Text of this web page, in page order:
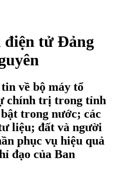
điện tử Đảng
về bộ máy tổ
chính trị trong tỉnh
trong nước; các
liệu; đất và người
phục vụ hiệu quả
đạo của Ban